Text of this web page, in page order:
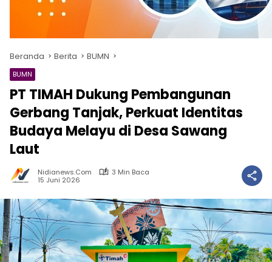
Beranda Berita BUMN
BUMN
PT TIMAH Dukung Pembangunan
Gerbang Tanjak, Perkuat Identitas
Budaya Melayu di Desa Sawang
Laut
Nidianews.com
3 Min Baca
15 Juni 2026